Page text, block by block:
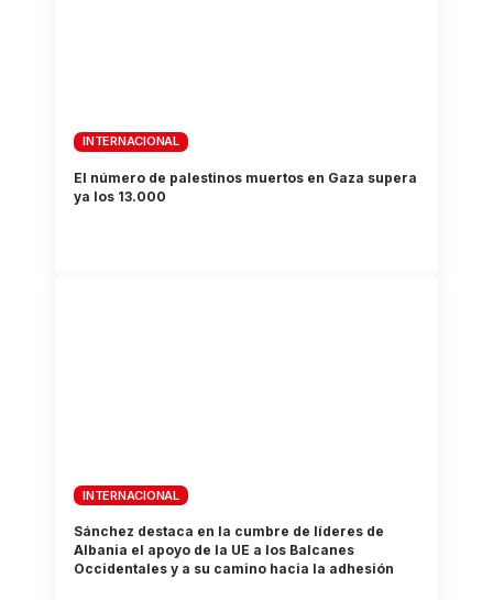
INTERNACIONAL
El número de palestinos muertos en Gaza supera
ya los 13.000
INTERNACIONAL
Sánchez destaca en la cumbre de líderes de
Albania el apoyo de la UE a los Balcanes
Occidentales y a su camino hacia la adhesión